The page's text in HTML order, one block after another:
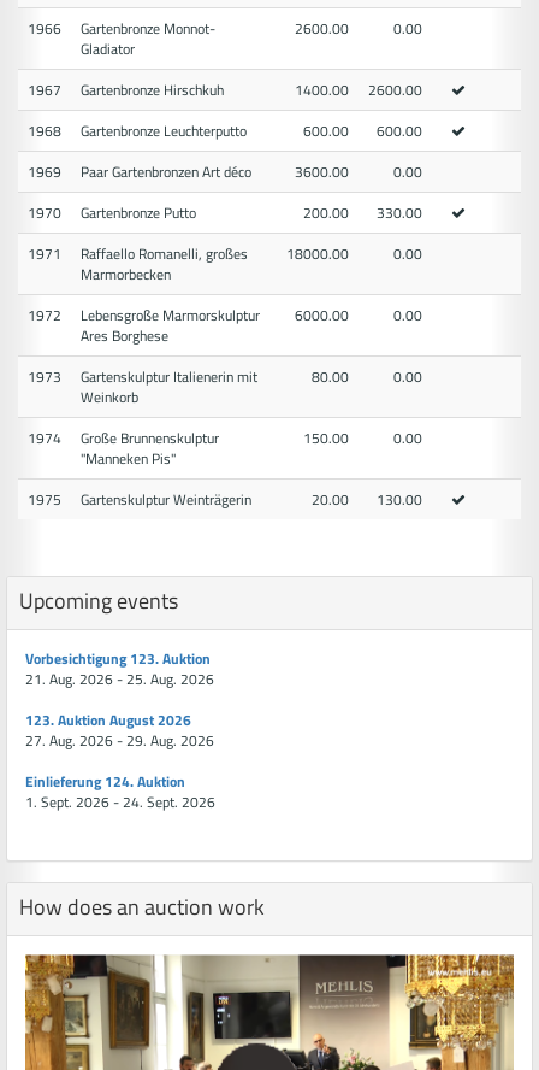
1966
Gartenbronze Monnot-
Gladiator
2600.00 0.00
1967 Gartenbronze Hirschkuh 1400.00
2600.00
1968
Gartenbronze Leuchterputto 600.00
600.00
1969
Paar Gartenbronzen Art déco 3600.00
0.00
1970
Gartenbronze Putto 200.00
330.00
1971
Raffaello Romanelli, großes
Marmorbecken
18000.00 0.00
1972
Lebensgroße Marmorskulptur
Ares Borghese
6000.00 0.00
1973
Gartenskulptur Italienerin mit
Weinkorb
80.00 0.00
1974
Große Brunnenskulptur
"Manneken Pis"
150.00 0.00
1975 Gartenskulptur Weinträgerin 20.00 130.00
Upcoming events
Vorbesichtigung 123. Auktion
21. Aug. 2026 - 25. Aug. 2026
123. Auktion August 2026
27. Aug. 2026 - 29. Aug. 2026
Einlieferung 124. Auktion
1. Sept. 2026 - 24. Sept. 2026
How does an auction work